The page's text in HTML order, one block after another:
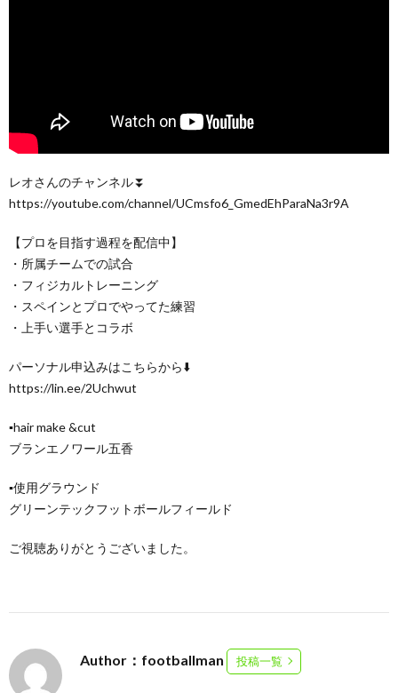
レオさんのチャンネル⏬
https://youtube.com/channel/UCmsfo6_GmedEhParaNa3r9A
【プロを目指す過程を配信中】
・所属チームでの試合
・フィジカルトレーニング
・スペインとプロでやってた練習
・上手い選手とコラボ
パーソナル申込みはこちらから⬇️
https://lin.ee/2Uchwut
▪️hair make &cut
ブランエノワール五香
▪️使用グラウンド
グリーンテックフットボールフィールド
ご視聴ありがとうございました。
Author：footballman 投稿一覧